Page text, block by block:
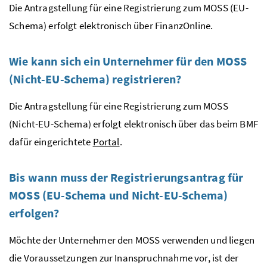
Die Antragstellung für eine Registrierung zum MOSS(EU-
Schema) erfolgt elektronisch über FinanzOnline.
Wie kann sich ein Unternehmer für den MOSS
(Nicht-EU-Schema) registrieren?
Die Antragstellung für eine Registrierung zum MOSS
(Nicht-EU-Schema) erfolgt elektronisch über das beim BMF
dafür eingerichtete Portal.
Bis wann muss der Registrierungsantrag für
MOSS(EU-Schema und Nicht-EU-Schema)
erfolgen?
Möchte der Unternehmer den MOSSverwenden und liegen
die Voraussetzungen zur Inanspruchnahme vor, ist der